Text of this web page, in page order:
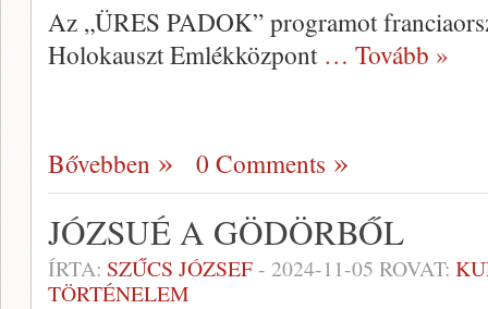
Az „ÜRES PADOK” programot
Holokauszt Emlékközpont … Tovább »
Bővebben 0 Comments
JÓZSUÉ A GÖDÖRBŐL
ÍRTA: SZŰCS JÓZSEF- 2024-11-05 ROVAT:
TÖRTÉNELEM